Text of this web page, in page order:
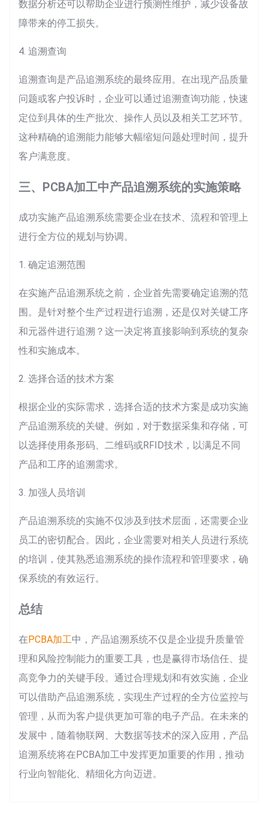
数据分析还可以帮助企业进行预测性维护，减少设备故
障带来的停工损失。
4. 追溯查询
追溯查询是产品追溯系统的最终应用。在出现产品质量
问题或客户投诉时，企业可以通过追溯查询功能，快速
定位到具体的生产批次、操作人员以及相关工艺环节。
这种精确的追溯能力能够大幅缩短问题处理时间，提升
客户满意度。
三、PCBA加工中产品追溯系统的实施策略
成功实施产品追溯系统需要企业在技术、流程和管理上
进行全方位的规划与协调。
1. 确定追溯范围
在实施产品追溯系统之前，企业首先需要确定追溯的范
围。是针对整个生产过程进行追溯，还是仅对关键工序
和元器件进行追溯？这一决定将直接影响到系统的复杂
性和实施成本。
2. 选择合适的技术方案
根据企业的实际需求，选择合适的技术方案是成功实施
产品追溯系统的关键。例如，对于数据采集和存储，可
以选择使用条形码、二维码或RFID技术，以满足不同
产品和工序的追溯需求。
3. 加强人员培训
产品追溯系统的实施不仅涉及到技术层面，还需要企业
员工的密切配合。因此，企业需要对相关人员进行系统
的培训，使其熟悉追溯系统的操作流程和管理要求，确
保系统的有效运行。
总结
在PCBA加工中，产品追溯系统不仅是企业提升质量管
理和风险控制能力的重要工具，也是赢得市场信任、提
高竞争力的关键手段。通过合理规划和有效实施，企业
可以借助产品追溯系统，实现生产过程的全方位监控与
管理，从而为客户提供更加可靠的电子产品。在未来的
发展中，随着物联网、大数据等技术的深入应用，产品
追溯系统将在PCBA加工中发挥更加重要的作用，推动
行业向智能化、精细化方向迈进。